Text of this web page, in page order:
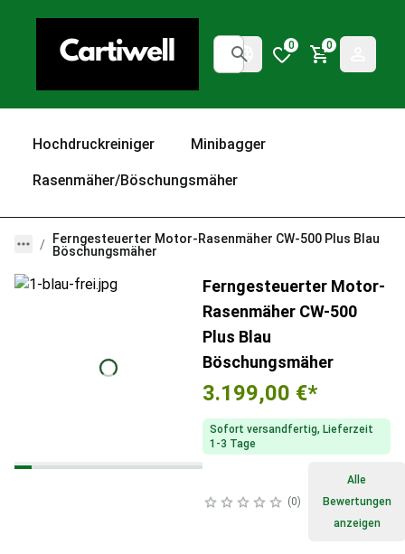
0 0
Hochdruckreiniger Minibagger
Rasenmäher/Böschungsmäher
Ferngesteuerter Motor-Rasenmäher CW-500 Plus Blau
Böschungsmäher
Ferngesteuerter Motor-
Rasenmäher CW-500
Plus Blau
Böschungsmäher
3.199,00 €*
Sofort versandfertig, Lieferzeit
1-3 Tage
0
Alle
Bewertungen
anzeigen